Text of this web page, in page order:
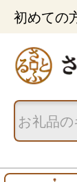
初めての